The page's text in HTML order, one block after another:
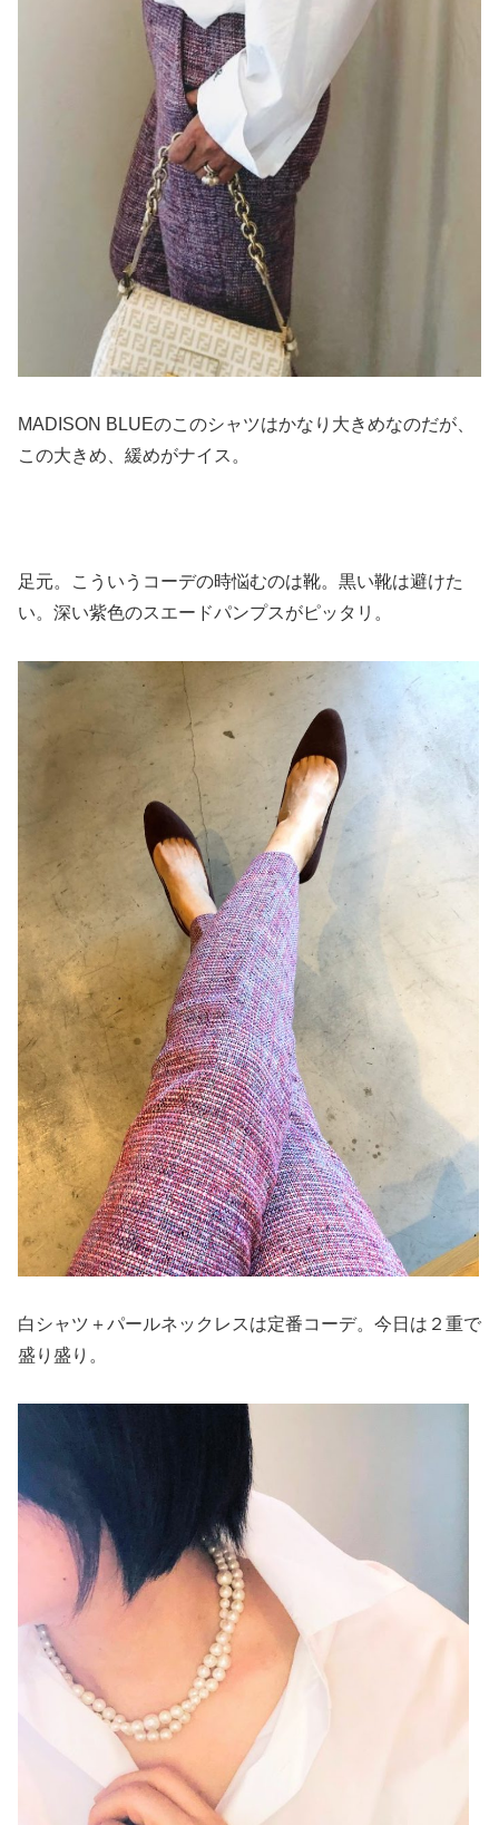
MADISON BLUEのこのシャツはかなり大きめなのだが、
この大きめ、緩めがナイス。
足元。こういうコーデの時悩むのは靴。黒い靴は避けた
い。深い紫色のスエードパンプスがピッタリ。
白シャツ＋パールネックレスは定番コーデ。今日は２重で
盛り盛り。